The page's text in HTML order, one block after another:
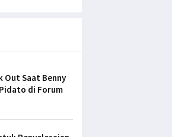
Out Saat Benny
di Forum